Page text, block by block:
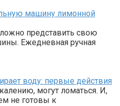
машину лимонной
представить свою
Ежедневная ручная
воду: первые действия
могут ломаться. И,
не готовы к